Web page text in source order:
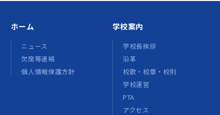
ホーム
ニュース
欠席等連絡
個人情報保護方針
学校案内
学校長挨拶
沿革
校歌・校章・校則
学校運営
PTA
アクセス